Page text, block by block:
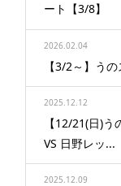
ート【3/8】
2026.02.04
【3/2～】う
2025.12.12
【12/21(日)
VS 日野レッ...
2025.12.09